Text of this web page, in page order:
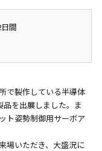
間
で製作している半導体
を出展しました。ま
ト姿勢制御用サーボア
場いただき、大盛況に